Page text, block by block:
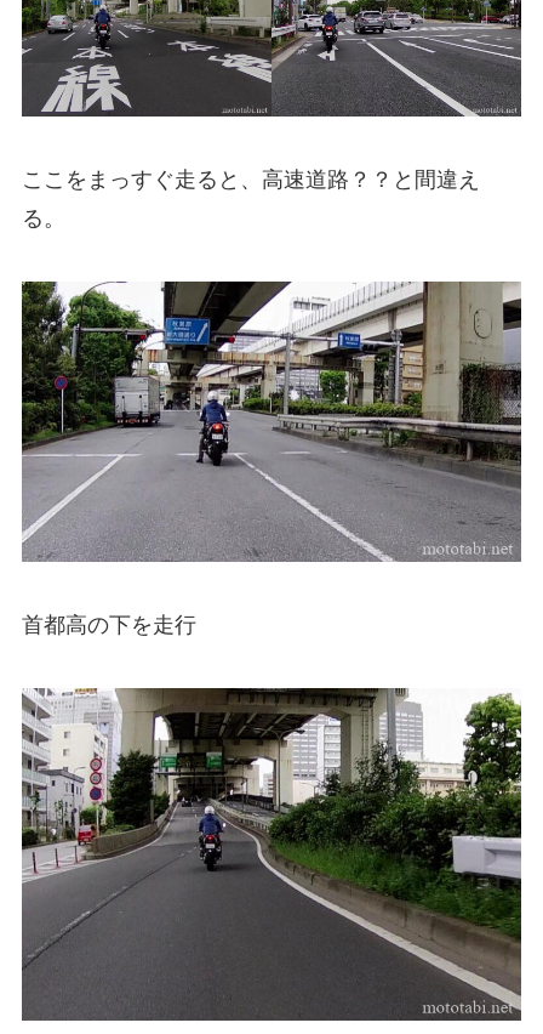
ここをまっすぐ走ると、高速道路？？と間違え
る。
首都高の下を走行